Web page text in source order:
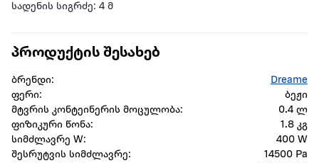
სადენის სიგრძე: 4 მ
პროდუქტის შესახებ
ბრენდი:
Dreame
ფერი:
ბეჟი
მტვრის კონტეინერის მოცულობა:
0.4 ლ
ფიზიკური წონა:
1.8 კგ
სიმძლავრე W:
400 W
შესრუტვის სიმძლავრე:
14500 Pa